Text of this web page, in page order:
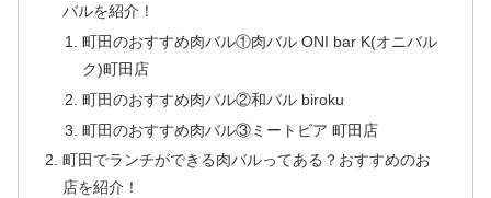
バルを紹介！
町田のおすすめ肉バル①肉バル ONI bar K(オニバル
ク)町田店
町田のおすすめ肉バル②和バル biroku
町田のおすすめ肉バル③ミートビア 町田店
町田でランチができる肉バルってある？おすすめのお
店を紹介！